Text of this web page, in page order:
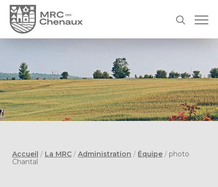
Accueil / La MRC / Administration / Équipe / photo
Chantal